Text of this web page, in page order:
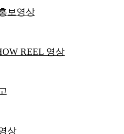
보영상
REEL 영상
상